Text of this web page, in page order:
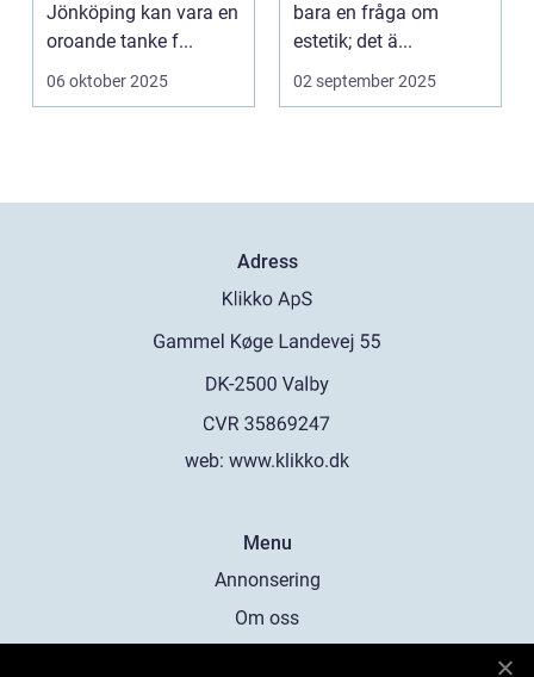
Jönköping kan vara en
oroande tanke f...
06 oktober 2025
bara en fråga om
estetik; det ä...
02 september 2025
Adress
web: www.klikko.dk
Menu
Annonsering
Om oss